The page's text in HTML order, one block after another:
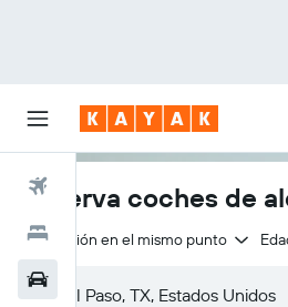
Hoteles
Reserva coches de
Devolución en el mismo punto